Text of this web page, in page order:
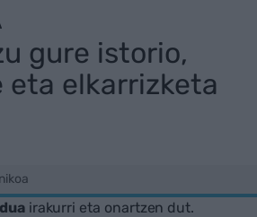
gure istorio,
eta elkarrizketa
irakurri eta onartzen dut.